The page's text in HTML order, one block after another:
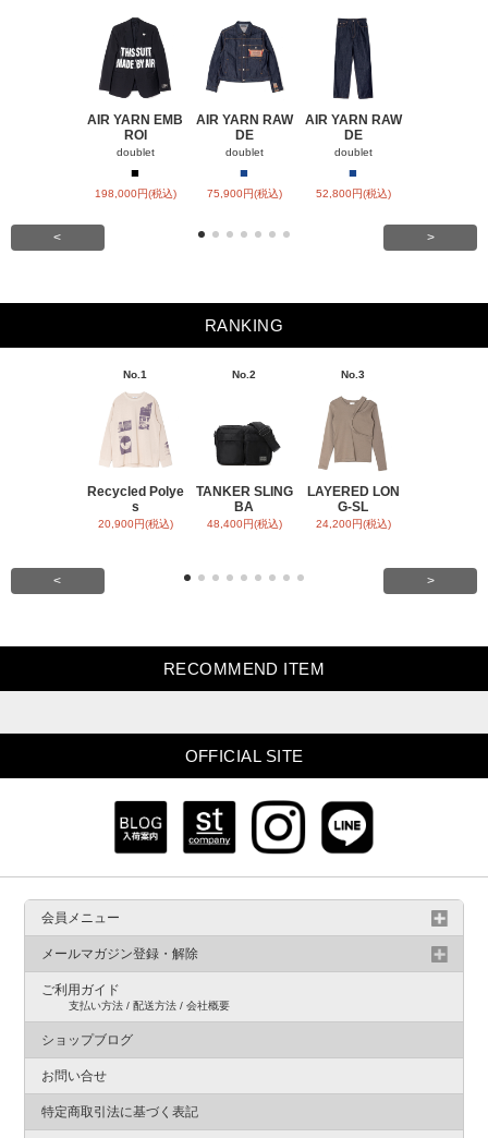
AIR YARN EMB
ROI
doublet
■
198,000円(税込)
AIR YARN RAW
DE
doublet
■
75,900円(税込)
AIR YARN RAW
DE
doublet
■
52,800円(税込)
< >
RANKING
No.1
Recycled Polye
s
20,900円(税込)
No.2
TANKER SLING
BA
48,400円(税込)
No.3
LAYERED LON
G-SL
24,200円(税込)
< >
RECOMMEND ITEM
OFFICIAL SITE
会員メニュー
メールマガジン登録・解除
ご利用ガイド
支払い方法 / 配送方法 / 会社概要
ショップブログ
お問い合せ
特定商取引法に基づく表記